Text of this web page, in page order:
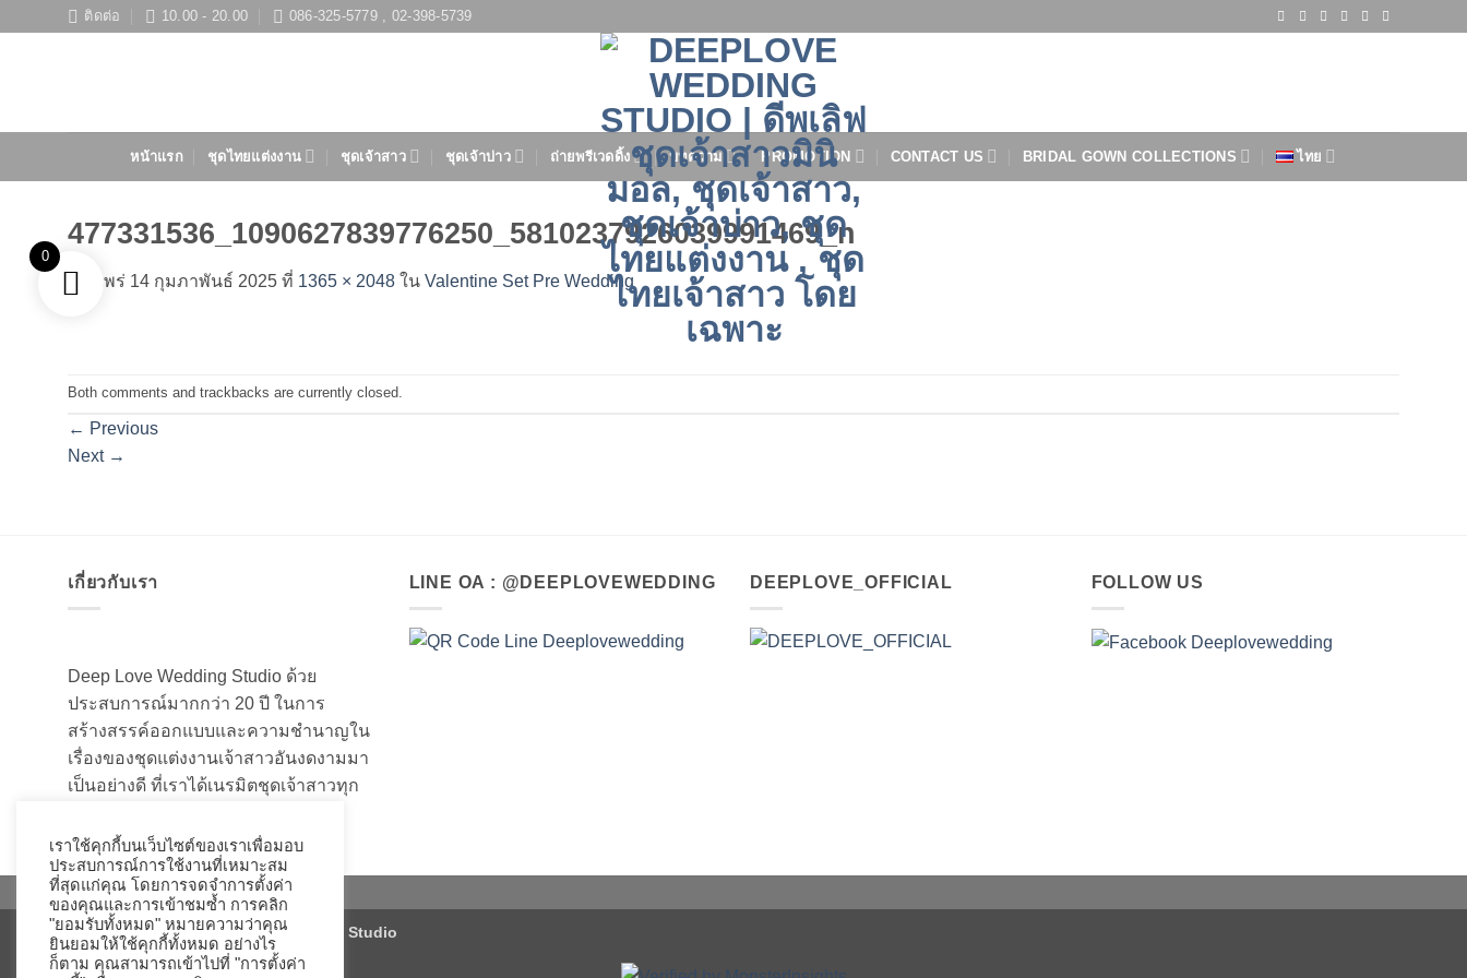
ติดต่อ 10.00 - 20.00 086-325-5779 , 02-398-5739
หน้าแรก ชุดไทยแต่งงาน ชุดเจ้าสาว ชุดเจ้าบ่าว ถ่ายพรีเวดดิ้ง บทความ PROMOTION CONTACT US BRIDAL GOWN COLLECTIONS ไทย
477331536_1090627839776250_5810237926039991469_n
เผยแพร่ 14 กุมภาพันธ์ 2025 ที่ 1365 × 2048 ใน Valentine Set Pre Wedding
Both comments and trackbacks are currently closed.
← Previous
Next →
เกี่ยวกับเรา
Deep Love Wedding Studio ด้วย
ประสบการณ์มากกว่า 20 ปี ในการ
สร้างสรรค์ออกแบบและความชำนาญใน
เรื่องของชุดแต่งงานเจ้าสาวอันงดงามมา
เป็นอย่างดี ที่เราได้เนรมิตชุดเจ้าสาวทุก
LINE OA : @DEEPLOVEWEDDING DEEPLOVE_OFFICIAL FOLLOW US
Copyright 2026 ©Deep Love Wedding Studio
เราใช้คุกกี้บนเว็บไซต์ของเราเพื่อมอบ
ประสบการณ์การใช้งานที่เหมาะสม
ที่สุดแก่คุณ โดยการจดจำการตั้งค่า
ของคุณและการเข้าชมซ้ำ การคลิก
"ยอมรับทั้งหมด" หมายความว่าคุณ
ยินยอมให้ใช้คุกกี้ทั้งหมด อย่างไร
ก็ตาม คุณสามารถเข้าไปที่ "การตั้งค่า
0